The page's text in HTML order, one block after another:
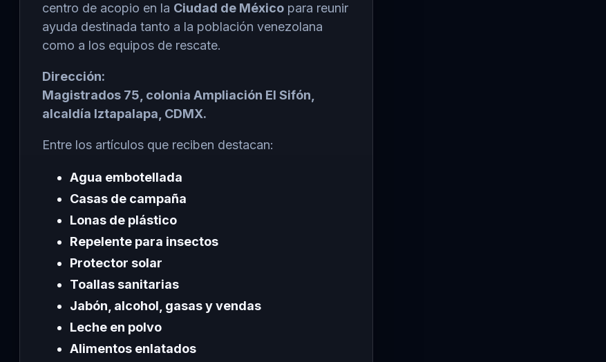
centro de acopio en la Ciudad de México para reunir
ayuda destinada tanto a la población venezolana
como a los equipos de rescate.
Dirección:
Magistrados 75, colonia Ampliación El Sifón,
alcaldía Iztapalapa, CDMX.
Entre los artículos que reciben destacan:
Agua embotellada
Casas de campaña
Lonas de plástico
Repelente para insectos
Protector solar
Toallas sanitarias
Jabón, alcohol, gasas y vendas
Leche en polvo
Alimentos enlatados